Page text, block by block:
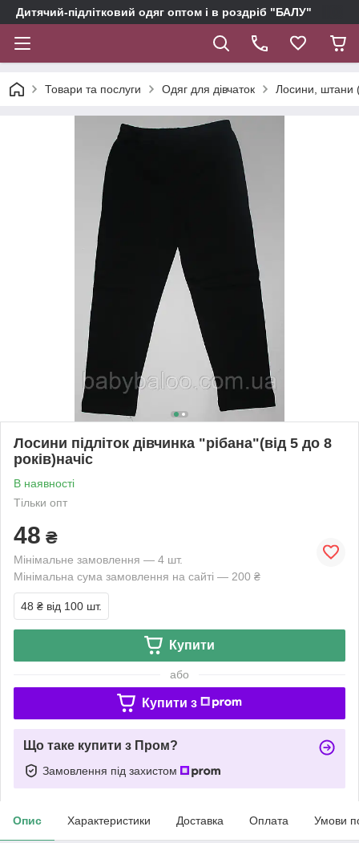
Дитячий-підлітковий одяг оптом і в роздріб "БАЛУ"
Товари та послуги Одяг для дівчаток Лосини, штани
Лосини підліток дівчинка "рібана"(від 5 до 8
років)начіс
В наявності
Тільки опт
48 ₴
Мінімальне замовлення — 4 шт.
Мінімальна сума замовлення на сайті — 200 ₴
48 ₴ від 100 шт.
Купити
або
Купити з
Що таке купити з Пром?
Замовлення під захистом
Опис Характеристики Доставка Оплата Умови